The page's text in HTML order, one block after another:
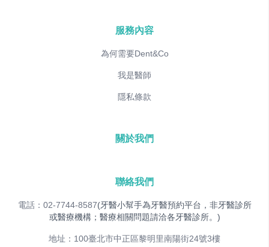
服務內容
為何需要Dent&Co
我是醫師
隱私條款
關於我們
聯絡我們
電話：02-7744-8587(牙醫小幫手為牙醫預約平台，非牙醫診所
或醫療機構；醫療相關問題請洽各牙醫診所。)
地址：100臺北市中正區黎明里南陽街24號3樓